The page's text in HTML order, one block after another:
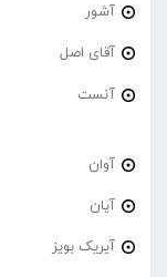
آشور
آقای اصل
آنست
آوان
آیان
آیریک بویز